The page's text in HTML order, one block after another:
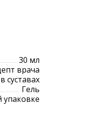
30 мл
врача
суставах
Гель